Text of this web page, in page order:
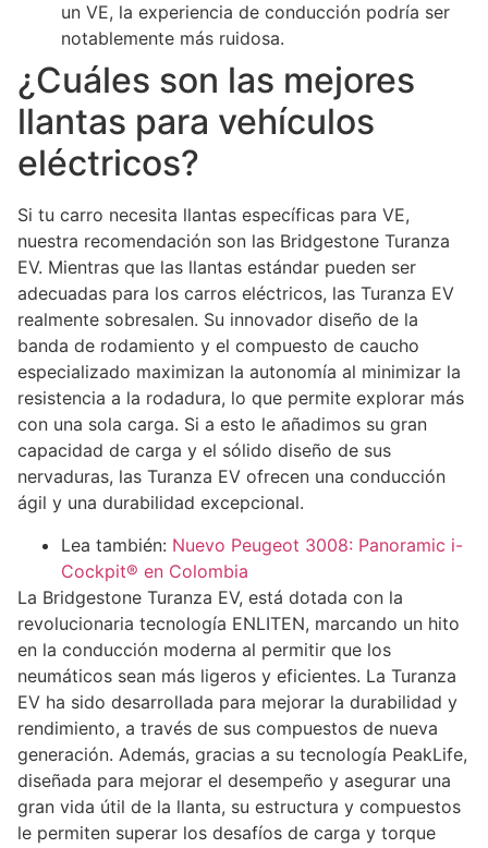
un VE, la experiencia de conducción podría ser
notablemente más ruidosa.
¿Cuáles son las mejores
llantas para vehículos
eléctricos?
Si tu carro necesita llantas específicas para VE,
nuestra recomendación son las Bridgestone Turanza
EV. Mientras que las llantas estándar pueden ser
adecuadas para los carros eléctricos, las Turanza EV
realmente sobresalen. Su innovador diseño de la
banda de rodamiento y el compuesto de caucho
especializado maximizan la autonomía al minimizar la
resistencia a la rodadura, lo que permite explorar más
con una sola carga. Si a esto le añadimos su gran
capacidad de carga y el sólido diseño de sus
nervaduras, las Turanza EV ofrecen una conducción
ágil y una durabilidad excepcional.
Lea también: Nuevo Peugeot 3008: Panoramic i-
Cockpit® en Colombia
La Bridgestone Turanza EV, está dotada con la
revolucionaria tecnología ENLITEN, marcando un hito
en la conducción moderna al permitir que los
neumáticos sean más ligeros y eficientes. La Turanza
EV ha sido desarrollada para mejorar la durabilidad y
rendimiento, a través de sus compuestos de nueva
generación. Además, gracias a su tecnología PeakLife,
diseñada para mejorar el desempeño y asegurar una
gran vida útil de la llanta, su estructura y compuestos
le permiten superar los desafíos de carga y torque